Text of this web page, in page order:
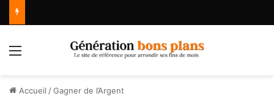
Menu
Accueil /Gagner de l’Argent